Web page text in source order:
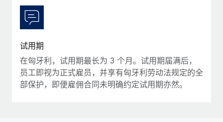
试用期
在匈牙利，试用期最长为 3 个月。试用期届满后，
员工即视为正式雇员，并享有匈牙利劳动法规定的全
部保护，即便雇佣合同未明确约定试用期亦然。